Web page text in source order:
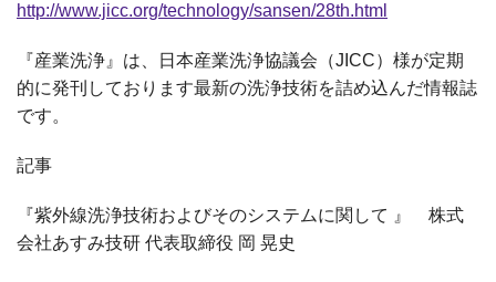
http://www.jicc.org/technology/sansen/28th.html
『産業洗浄』は、日本産業洗浄協議会（JICC）様が定期
的に発刊しております最新の洗浄技術を詰め込んだ情報誌
です。
記事
『紫外線洗浄技術およびそのシステムに関して 』 株式
会社あすみ技研 代表取締役 岡 晃史